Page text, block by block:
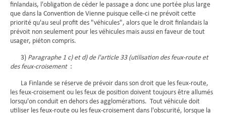
finlandais, l'obligation de céder le passage a donc une portée plus large
que dans la Convention de Vienne puisque celle-ci ne prévoit cette
priorité qu'au seul profit des "véhicules", alors que le droit finlandais la
prévoit non seulement pour les véhicules mais aussi en faveur de tout
usager, piéton compris.
3) Paragraphe 1 c) et d) de l'article 33 (utilisation des feux-route et
des feux-croisement :
La Finlande se réserve de prévoir dans son droit que les feux-route,
les feux-croisement ou les feux de position doivent toujours être allumés
lorsqu'on conduit en dehors des agglomérations. Tout véhicule doit
utiliser les feux-route ou les feux-croisement dans l'obscurité, lorsque la